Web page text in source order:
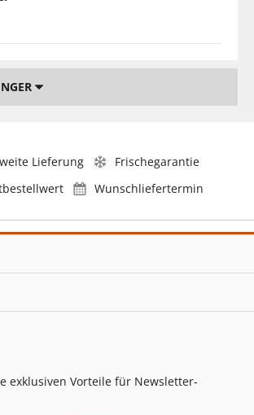
Lieferung
Frischegarantie
Wunschliefertermin
exklusiven Vorteile für Newsletter-